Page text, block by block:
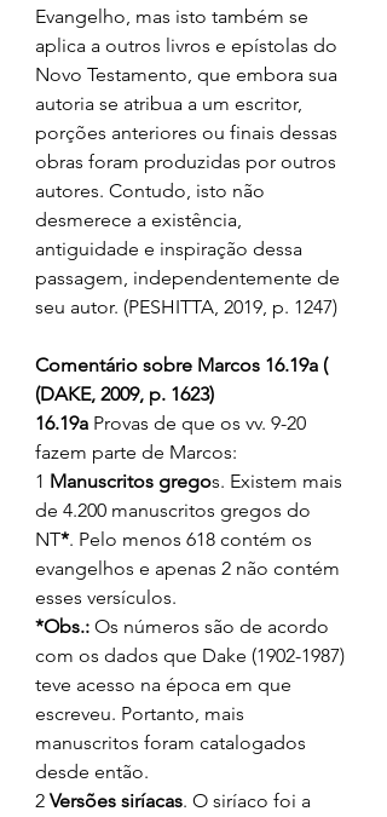
Evangelho, mas isto também se
aplica a outros livros e epístolas do
Novo Testamento, que embora sua
autoria se atribua a um escritor,
porções anteriores ou finais dessas
obras foram produzidas por outros
autores. Contudo, isto não
desmerece a existência,
antiguidade e inspiração dessa
passagem, independentemente de
seu autor. (PESHITTA, 2019, p. 1247)
Comentário sobre Marcos 16.19a (
(DAKE, 2009, p. 1623)
16.19a Provas de que os vv. 9-20
fazem parte de Marcos:
1 Manuscritos gregos. Existem mais
de 4.200 manuscritos gregos do
NT*. Pelo menos 618 contém os
evangelhos e apenas 2 não contém
esses versículos.
*Obs.: Os números são de acordo
com os dados que Dake (1902-1987)
teve acesso na época em que
escreveu. Portanto, mais
manuscritos foram catalogados
desde então.
2 Versões siríacas. O siríaco foi a